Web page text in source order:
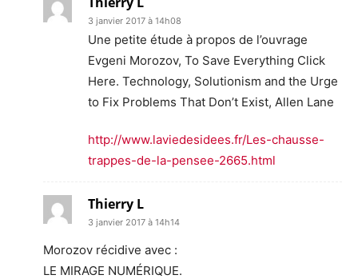
3 janvier 2017 à 14h08
Une petite étude à propos de l’ouvrage
Evgeni Morozov, To Save Everything Click
Here. Technology, Solutionism and the Urge
to Fix Problems That Don’t Exist, Allen Lane
http://www.laviedesidees.fr/Les-chausse-
trappes-de-la-pensee-2665.html
Thierry L
3 janvier 2017 à 14h14
Morozov récidive avec :
LE MIRAGE NUMÉRIQUE.